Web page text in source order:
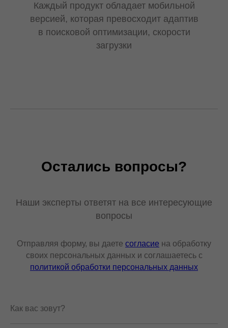
Каждый продукт обладает мобильной
версией, которая превосходит адаптив
в поисковой оптимизации, скорости
загрузки
Остались вопросы?
Наши эксперты ответят на все интересующие
вопросы
Отправляя форму, вы даете согласие на обработку
своих персональных данных и соглашаетесь с
политикой обработки персональных данных
Как вас зовут?